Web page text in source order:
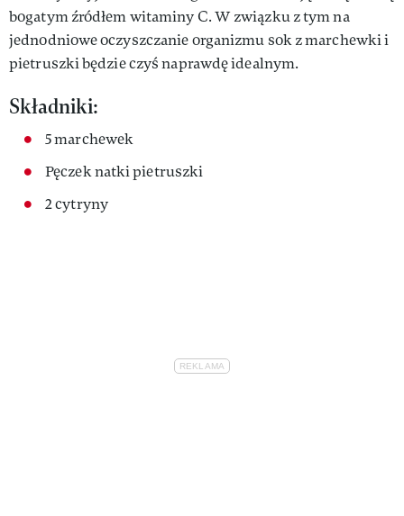
bogatym źródłem witaminy C. W związku z tym na
jednodniowe oczyszczanie organizmu sok z marchewki i
pietruszki będzie czyś naprawdę idealnym.
Składniki:
5 marchewek
Pęczek natki pietruszki
2 cytryny